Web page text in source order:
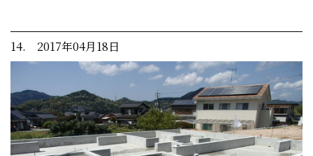
14. 2017年04月18日